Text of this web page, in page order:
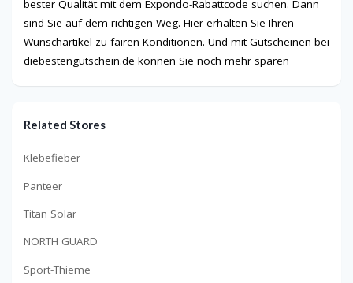
bester Qualität mit dem Expondo-Rabattcode suchen. Dann
sind Sie auf dem richtigen Weg. Hier erhalten Sie Ihren
Wunschartikel zu fairen Konditionen. Und mit Gutscheinen bei
diebestengutschein.de können Sie noch mehr sparen
Related Stores
Klebefieber
Panteer
Titan Solar
NORTH GUARD
Sport-Thieme